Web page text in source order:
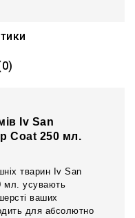
Iv San
Coat 250 мл.
тварин Iv San
мл. усувають
ваших
для абсолютно